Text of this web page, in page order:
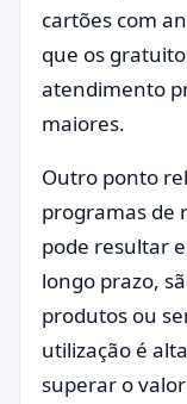
cartões com
que os
atendimento
maiores.
Outro ponto
programas de
pode resultar
longo prazo,
produtos ou
utilização é
superar o